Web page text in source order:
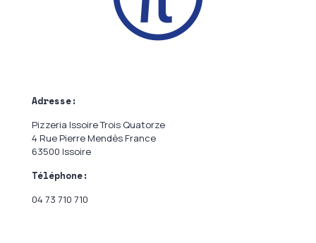
Adresse:
Pizzeria Issoire Trois Quatorze
4 Rue Pierre Mendès France
63500 Issoire
Téléphone:
04 73 710 710